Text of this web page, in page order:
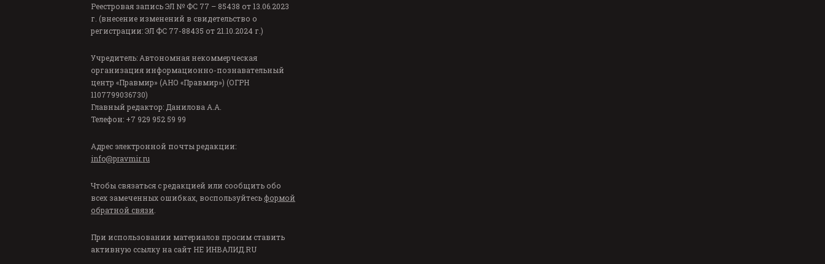
Реестровая запись ЭЛ № ФС 77 – 85438 от 13.06.2023
г. (внесение изменений в свидетельство о
регистрации: ЭЛ ФС 77-88435 от 21.10.2024 г.)
Учредитель: Автономная некоммерческая
организация информационно-познавательный
центр «Правмир» (АНО «Правмир») (ОГРН
1107799036730)
Главный редактор: Данилова А.А.
Телефон: +7 929 952 59 99
Адрес электронной почты редакции:
info@pravmir.ru
Чтобы связаться с редакцией или сообщить обо
всех замеченных ошибках, воспользуйтесь формой
обратной связи
При использовании материалов просим ставить
активную ссылку на сайт НЕ ИНВАЛИД.RU